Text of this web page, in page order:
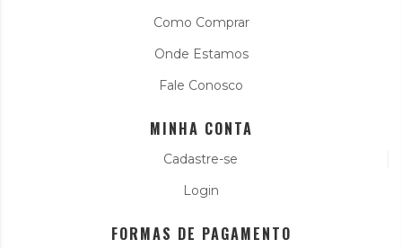
Como Comprar
Onde Estamos
Fale Conosco
MINHA CONTA
Cadastre-se
Login
FORMAS DE PAGAMENTO